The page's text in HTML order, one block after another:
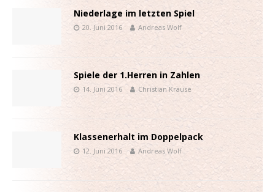
Niederlage im letzten Spiel
20. Juni 2016 Andreas Wolf
Spiele der 1.Herren in Zahlen
14. Juni 2016 Christian Krause
Klassenerhalt im Doppelpack
12. Juni 2016 Andreas Wolf